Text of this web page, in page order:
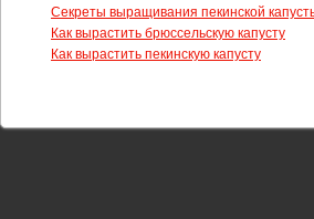
Секреты выращивания пекинской
Как вырастить брюссельскую капусту
Как вырастить пекинскую капусту